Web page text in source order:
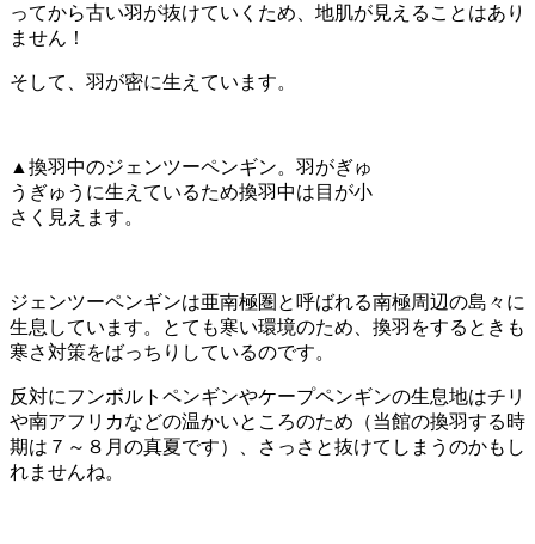
ってから古い羽が抜けていくため、地肌が見えることはあり
ません！
そして、羽が密に生えています。
▲換羽中のジェンツーペンギン。羽がぎゅ
うぎゅうに生えているため換羽中は目が小
さく見えます。
ジェンツーペンギンは亜南極圏と呼ばれる南極周辺の島々に
生息しています。とても寒い環境のため、換羽をするときも
寒さ対策をばっちりしているのです。
反対にフンボルトペンギンやケープペンギンの生息地はチリ
や南アフリカなどの温かいところのため（当館の換羽する時
期は７～８月の真夏です）、さっさと抜けてしまうのかもし
れませんね。